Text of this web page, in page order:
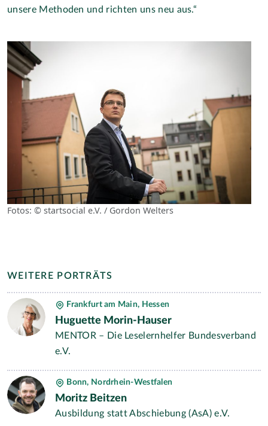
unsere Methoden und richten uns neu aus.“
Fotos: © startsocial e.V. / Gordon Welters
WEITERE PORTRÄTS
Frankfurt am Main, Hessen
Huguette Morin-Hauser
MENTOR – Die Leselernhelfer Bundesverband
e.V.
Bonn, Nordrhein-Westfalen
Moritz Beitzen
Ausbildung statt Abschiebung (AsA) e.V.